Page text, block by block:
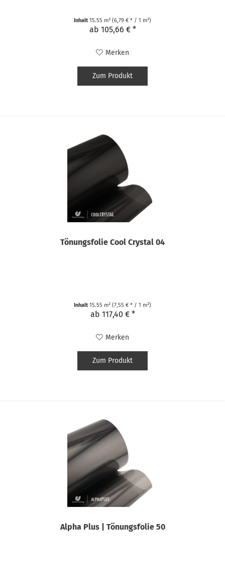
Inhalt15.55 m²(6,79 € * / 1 m²)
ab 105,66 € *
Merken
Zum Produkt
Tönungsfolie Cool Crystal 04
Inhalt15.55 m²(7,55 € * / 1 m²)
ab 117,40 € *
Merken
Zum Produkt
Alpha Plus | Tönungsfolie 50